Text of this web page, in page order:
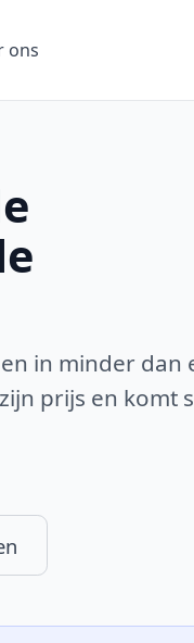
ons
in minder dan
prijs en komt